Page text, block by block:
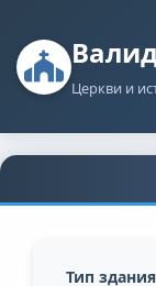
Церкви и
Тип